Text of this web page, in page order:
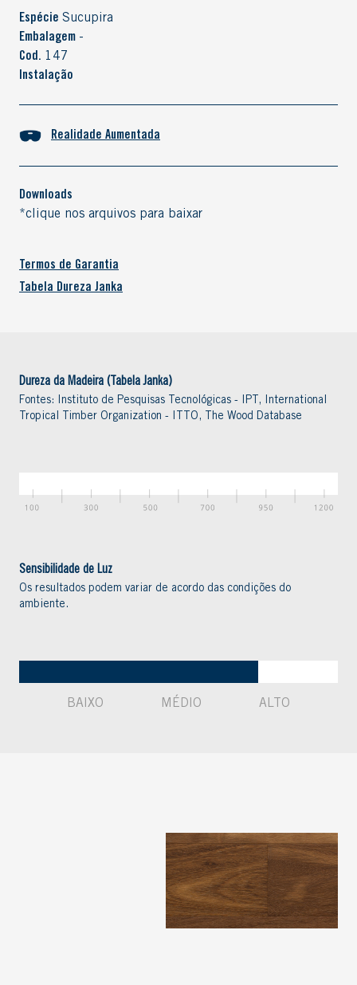
Espécie Sucupira
Embalagem -
Cod. 147
Instalação
Realidade Aumentada
Downloads
*clique nos arquivos para baixar
Termos de Garantia
Tabela Dureza Janka
Dureza da Madeira (Tabela Janka)
Fontes: Instituto de Pesquisas Tecnológicas - IPT, International
Tropical Timber Organization - ITTO, The Wood Database
Sensibilidade de Luz
Os resultados podem variar de acordo das condições do
ambiente.
BAIXO MÉDIO ALTO